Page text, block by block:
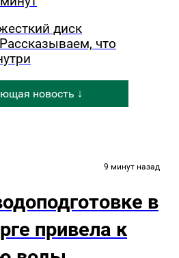
диск
что
новость ↓
9 минут назад
в
привела к